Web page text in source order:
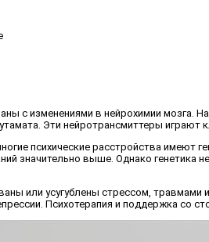
с изменениями в нейрохимии
Эти нейротрансмиттеры играют
психические расстройства имеют
значительно выше. Однако
или усугублены стрессом,
Психотерапия и поддержка со